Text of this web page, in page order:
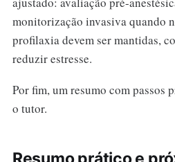
monitorização invasiva quando
profilaxia devem ser mantidas,
reduzir estresse.
Por fim, um resumo com passos
o tutor.